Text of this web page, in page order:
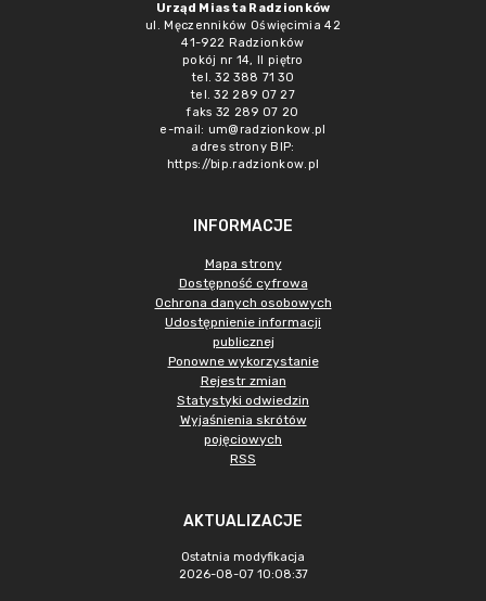
Urząd Miasta Radzionków
ul. Męczenników Oświęcimia 42
41-922 Radzionków
pokój nr 14, II piętro
tel. 32 388 71 30
tel. 32 289 07 27
faks 32 289 07 20
e-mail: um@radzionkow.pl
adres strony BIP:
https://bip.radzionkow.pl
INFORMACJE
Mapa strony
Dostępność cyfrowa
Ochrona danych osobowych
Udostępnienie informacji
publicznej
Ponowne wykorzystanie
Rejestr zmian
Statystyki odwiedzin
Wyjaśnienia skrótów
pojęciowych
RSS
AKTUALIZACJE
Ostatnia modyfikacja
2026-08-07 10:08:37